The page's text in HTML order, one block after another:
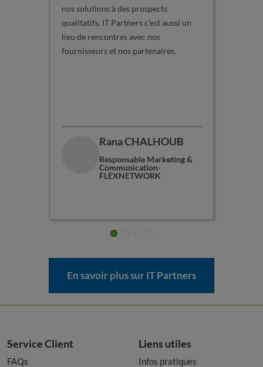
nos solutions à des prospects
qualitatifs. IT Partners c’est aussi un
lieu de rencontres avec nos
fournisseurs et nos partenaires.
Rana CHALHOUB
Responsable Marketing &
Communication-
FLEXNETWORK
En savoir plus sur IT Partners
Service Client
FAQs
Liens utiles
Infos pratiques